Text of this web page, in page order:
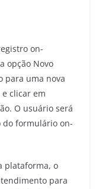
on-
opção Novo
para uma nova
clicar em
O usuário será
formulário on-
plataforma, o
para